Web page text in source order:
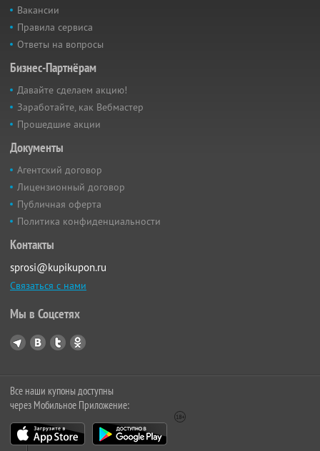
Вакансии
Правила сервиса
Ответы на вопросы
Бизнес-Партнёрам
Давайте сделаем акцию!
Заработайте, как Вебмастер
Прошедшие акции
Документы
Агентский договор
Лицензионный договор
Публичная оферта
Политика конфиденциальности
Контакты
sprosi@kupikupon.ru
Связаться с нами
Мы в Соцсетях
Все наши купоны доступны
через Мобильное Приложение: